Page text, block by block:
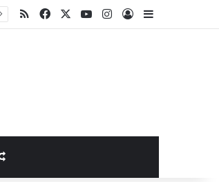
RSSFacebookYouTubeInstagram
Log InSidebar
Random Article